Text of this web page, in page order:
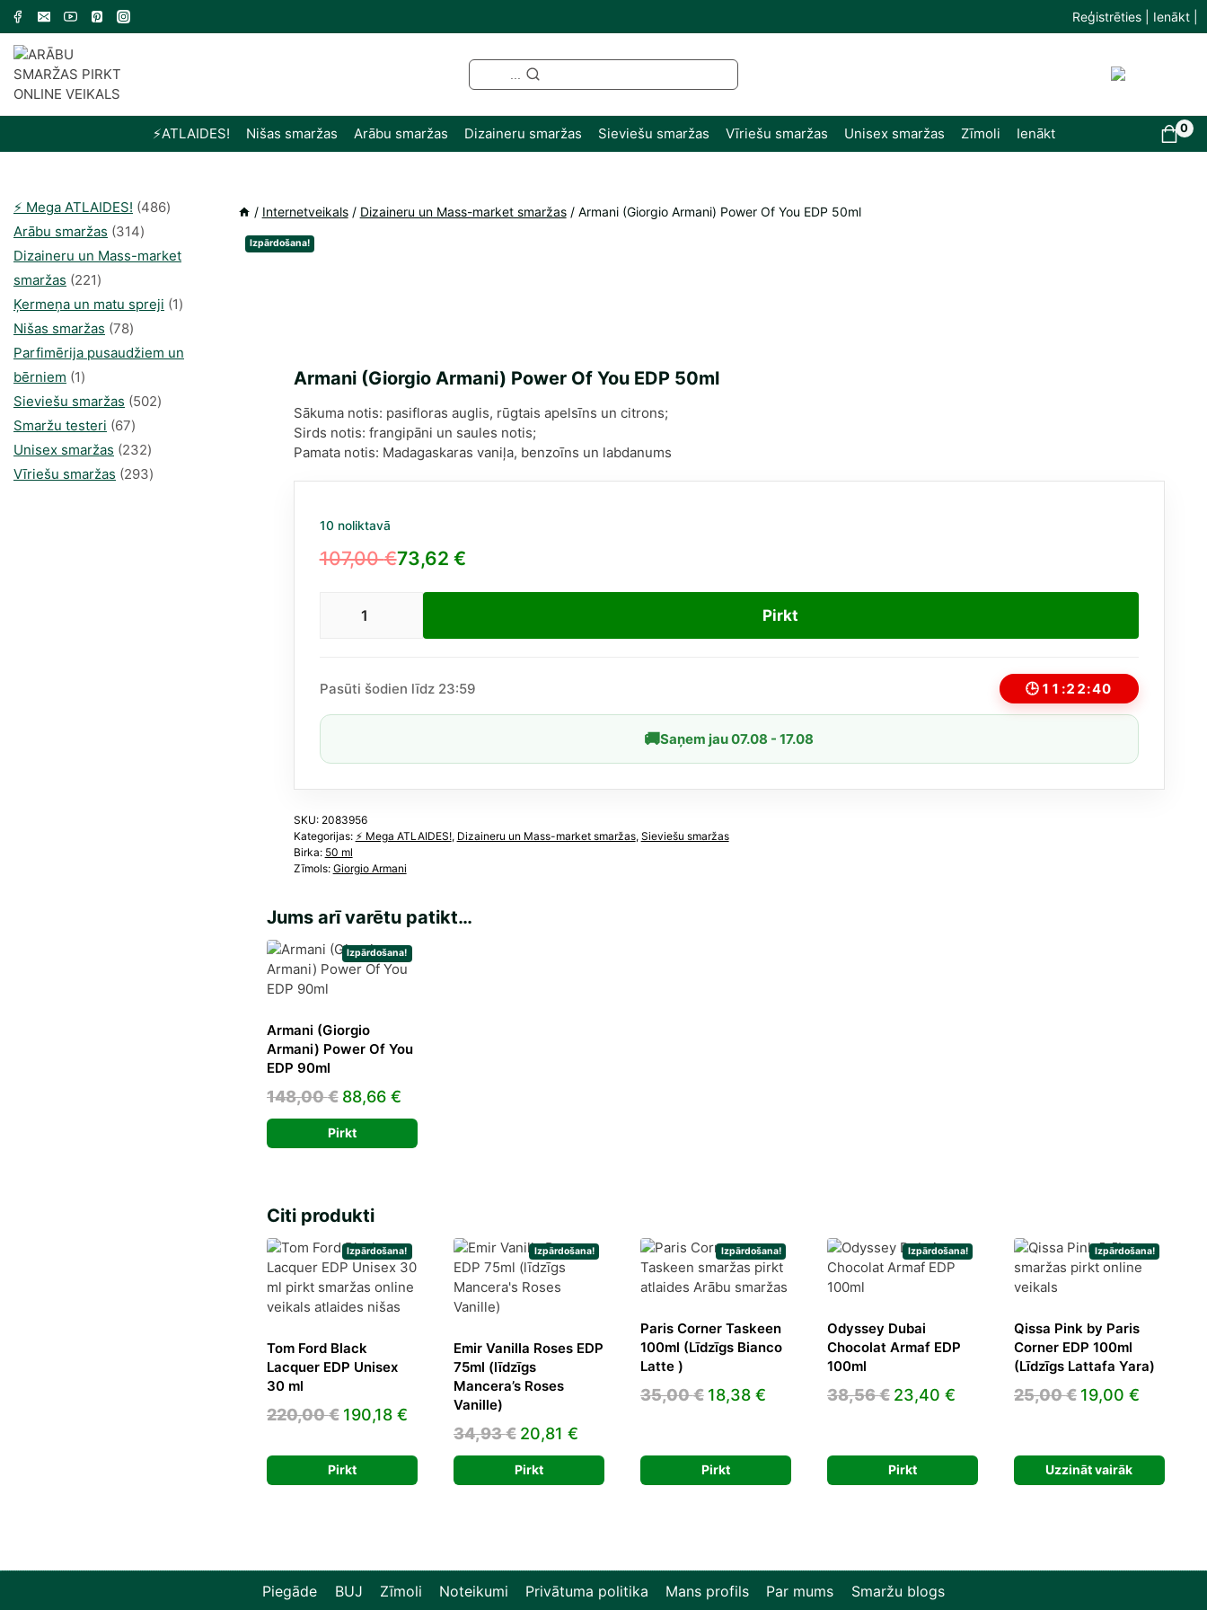
Skip
content
Reģistrēties | Ienākt |
⚡️ATLAIDES! Nišas smaržas Arābu smaržas Dizaineru smaržas Sieviešu smaržas Vīriešu smaržas Unisex smaržas Zīmoli Ienākt 0
/ Internetveikals / Dizaineru un Mass-market smaržas / Armani (Giorgio Armani) Power Of You EDP 50ml
Izpārdošana!
Armani (Giorgio Armani) Power Of You EDP 50ml
Sākuma notis: pasifloras auglis, rūgtais apelsīns un citrons;
Sirds notis: frangipāni un saules notis;
Pamata notis: Madagaskaras vaniļa, benzoīns un labdanums
10 noliktavā
107,00€
Original
73,62 €
Current
Power
50ml
Pirkt
Pasūti šodien līdz 23:59 🕒 11:22:40
🚚Saņem jau 07.08 - 17.08
SKU: 2083956
Kategorijas: ⚡️ Mega ATLAIDES!, Dizaineru un Mass-market smaržas, Sieviešu smaržas
Birka: 50 ml
Zīmols: Giorgio Armani
Jums arī varētu patikt…
Izpārdošana!
Armani (Giorgio
Armani) Power Of You
EDP 90ml
148,00€ Original
price
was:
88,66 €Current
price
is:
Pirkt
Citi produkti
Izpārdošana!
Tom Ford Black
Lacquer EDP Unisex
30 ml
220,00€ Original
was:
220,00 €.
190,18 €Current
is:
190,18 €.
Pirkt
Izpārdošana!
Emir Vanilla Roses EDP
75ml (līdzīgs
Mancera’s Roses
Vanille)
34,93€ Original
price
was:
20,81 €Current
price
is:
Pirkt
Izpārdošana!
Paris Corner Taskeen
100ml (Līdzīgs Bianco
Latte )
35,00€ Original
35,00 €.
18,38 €Current
Pirkt
Izpārdošana!
Odyssey Dubai
Chocolat Armaf EDP
100ml
38,56€ Original
38,56 €.
23,40 €Current
Pirkt
Izpārdošana!
Qissa Pink by Paris
Corner EDP 100ml
(Līdzīgs Lattafa Yara)
25,00€ Original
25,00 €.
19,00 €Current
Uzzināt vairāk
⚡️ Mega ATLAIDES! 486486
Arābu smaržas 314314
produkti
Dizaineru un Mass-market
smaržas 221221
produkts
Ķermeņa un matu spreji 11
Nišas smaržas 7878
produkts
Parfimērija pusaudžiem un
bērniem 11
produkti
Sieviešu smaržas 502502
Smaržu testeri 6767
produkts
Unisex smaržas 232232
produkts
Vīriešu smaržas 293293
Piegāde BUJ Zīmoli Noteikumi Privātuma politika Mans profils Par mums Smaržu blogs